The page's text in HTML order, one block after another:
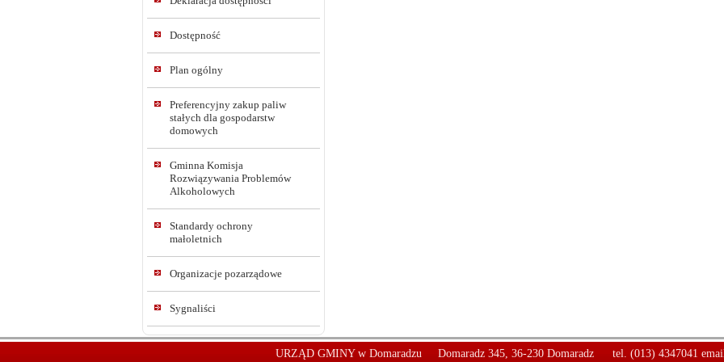
Dostępność
Plan ogólny
Preferencyjny zakup paliw
stałych dla gospodarstw
domowych
Gminna Komisja
Rozwiązywania Problemów
Alkoholowych
Standardy ochrony
małoletnich
Organizacje pozarządowe
Sygnaliści
URZĄD GMINY w Domaradzu Domaradz 345, 36-230 Domaradz tel. (013) 4347041